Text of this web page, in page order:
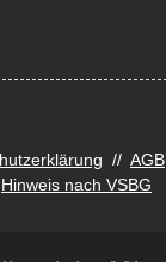
// AGB
Hinweis nach VSBG